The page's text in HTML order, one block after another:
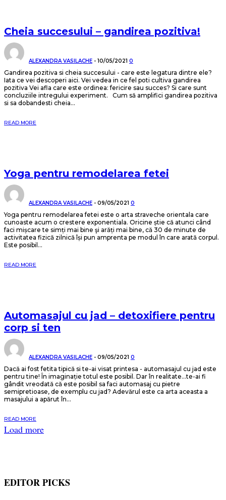
Cheia succesului – gandirea pozitiva!
ALEXANDRA VASILACHE - 10/05/2021 0
Gandirea pozitiva si cheia succesului - care este legatura dintre ele?
Iata ce vei descoperi aici. Vei vedea in ce fel poti cultiva gandirea
pozitiva Vei afla care este ordinea: fericire sau succes? Si care sunt
concluziile intregului experiment. Cum să amplifici gandirea pozitiva
si sa dobandesti cheia...
READ MORE
Yoga pentru remodelarea fetei
ALEXANDRA VASILACHE - 09/05/2021 0
Yoga pentru remodelarea fetei este o arta straveche orientala care
cunoaste acum o crestere exponentiala. Oricine știe că atunci când
faci mișcare te simți mai bine şi arăți mai bine, că 30 de minute de
activitatea fizică zilnică își pun amprenta pe modul în care arată corpul.
Este posibil...
READ MORE
Automasajul cu jad – detoxifiere pentru
corp si ten
ALEXANDRA VASILACHE - 09/05/2021 0
Dacă ai fost fetita tipică si te-ai visat printesa - automasajul cu jad este
pentru tine! În imaginație totul este posibil. Dar în realitate...te-ai fi
gândit vreodată că este posibil sa faci automasaj cu pietre
semipretioase, de exemplu cu jad? Adevărul este ca arta aceasta a
masajului a apărut în...
READ MORE
Load more
EDITOR PICKS